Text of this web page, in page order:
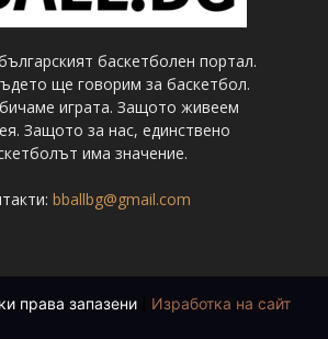
баскетболен портал.
ще говорим за баскетбол.
играта. Защото живеем
Защото за нас, единствено
има значение.
bballbg@gmail.com
права запазени Изработка на сайт